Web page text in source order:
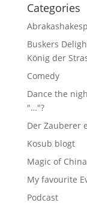
Categories
Buskers
König der
Comedy
Dance the
"…"?
Der Zauberer
Kosub blogt
Magic of China
My favourite
Podcast